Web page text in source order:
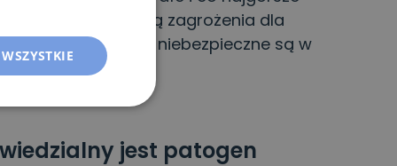
nie stanowią zagrożenia dla
W szczególności niebezpieczne są w
jest patogen